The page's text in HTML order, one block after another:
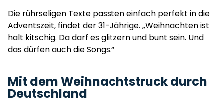
Die rührseligen Texte passten einfach perfekt in die
Adventszeit, findet der 31-Jährige. „Weihnachten ist
halt kitschig. Da darf es glitzern und bunt sein. Und
das dürfen auch die Songs.“
Mit dem Weihnachtstruck durch
Deutschland